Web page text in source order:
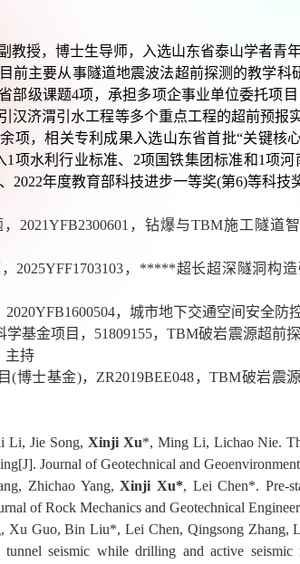
教授，博士生导师，入选山东省泰山学者青年
前主要从事隧道地震波法超前探测的教学
部级课题4项，承担多项企事业单位委托项
汉济渭引水工程等多个重点工程的超前预报
余项，相关专利成果入选山东省首批“关键核
1 项水利行业标准、 2项国铁集团标准和1项河
、 2022年度教育部科技进步一等奖(第6)等科技
2021YFB2300601 ，钻爆与TBM施工隧道
2025YFF1703103， *****超长超深隧洞构
2020YFB1600504，城市地下交通空间安全防
基金项目， 51809155，TBM破岩震源超前
主持
(博士基金)， ZR2019BEE048，TBM破岩震
Li, Jie Song, Xinji Xu*, Ming Li, Lichao Nie.
Journal of Geotechnical and
Zhichao Yang,Xinji Xu*, Lei Chen*. Pre-
of Rock Mechanics and Geotechnical
Xu Guo, Bin Liu*, Lei Chen, Qingsong Zhang,
tunnel seismic while drilling and active